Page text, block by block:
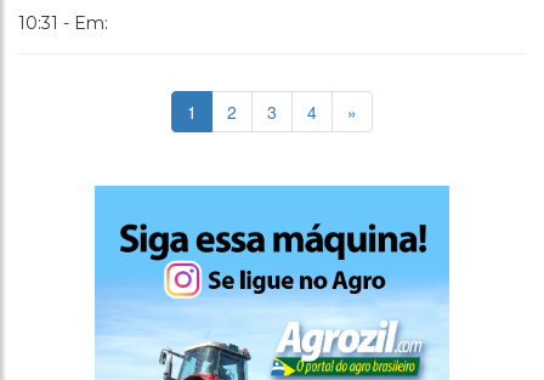
10:31 - Em:
1 2 3 4 »